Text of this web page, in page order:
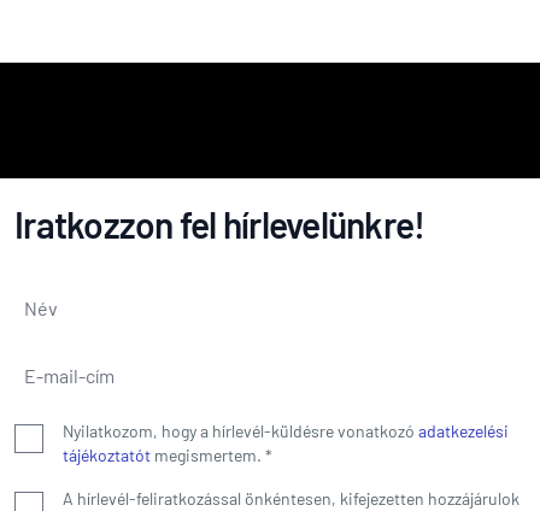
Iratkozzon fel hírlevelünkre!
Név
E-mail-cím
Nyilatkozom, hogy a hírlevél-küldésre vonatkozó adatkezelési
tájékoztatót megismertem. *
A hírlevél-feliratkozással önkéntesen, kifejezetten hozzájárulok